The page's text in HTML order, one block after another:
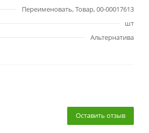
Переименовать, Товар, 00-00017613
шт
Альтернатива
Оставить отзыв